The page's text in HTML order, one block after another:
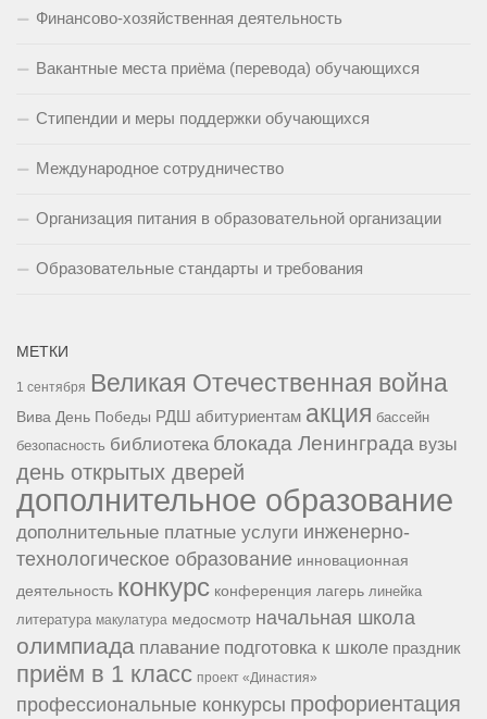
Финансово-хозяйственная деятельность
Вакантные места приёма (перевода) обучающихся
Стипендии и меры поддержки обучающихся
Международное сотрудничество
Организация питания в образовательной организации
Образовательные стандарты и требования
МЕТКИ
1 сентября Великая Отечественная война
Вива День Победы РДШ абитуриентам акция бассейн
безопасность библиотека блокада Ленинграда вузы
день открытых дверей
дополнительное образование
дополнительные платные услуги инженерно-
технологическое образование инновационная
деятельность конкурс конференция лагерь линейка
литература макулатура медосмотр начальная школа
олимпиада плавание подготовка к школе праздник
приём в 1 класс проект «Династия»
профессиональные конкурсы профориентация